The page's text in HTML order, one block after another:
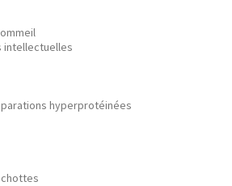
intellectuelles
hyperprotéinées